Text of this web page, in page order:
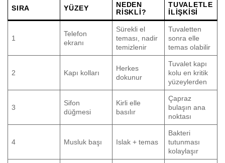
SIRA YÜZEY
NEDEN
RISKLI?
TUVALETLE
İLIŞKISI
1
Telefon
ekranı
Sürekli el
teması, nadir
temizlenir
Tuvaletten
sonra elle
temas olabilir
2 Kapı kolları
Herkes
dokunur
Tuvalet kapı
kolu en kritik
yüzeylerden
3
Sifon
düğmesi
Kirli elle
basılır
Çapraz
bulaşın ana
noktası
4 Musluk başı Islak + temas
Bakteri
tutunması
kolaylaşır